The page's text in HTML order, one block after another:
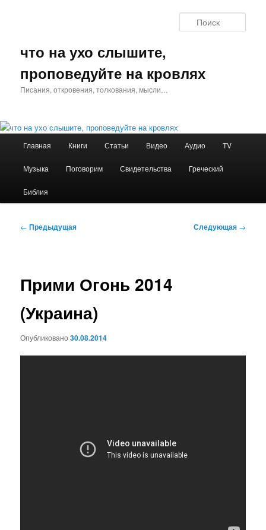
что на ухо слышите,
проповедуйте на кровлях
Писания, откровения, толкования, мысли…
Главная Книги Статьи Видео Аудио TV
Музыка Поговорим Свидетельства Греческий
Библия
Навигация
← Предыдущая Следующая →
Прими Огонь 2014
(Украина)
Опубликовано30.08.2014